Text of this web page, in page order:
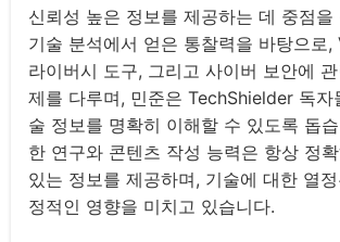
신뢰성 높은 정보를 제공하는 데 중점을
기술 분석에서 얻은 통찰력을 바탕으로,
라이버시 도구, 그리고 사이버 보안에
제를 다루며, 민준은 TechShielder 독자
술 정보를 명확히 이해할 수 있도록 돕
한 연구와 콘텐츠 작성 능력은 항상 정
있는 정보를 제공하며, 기술에 대한 열
정적인 영향을 미치고 있습니다.